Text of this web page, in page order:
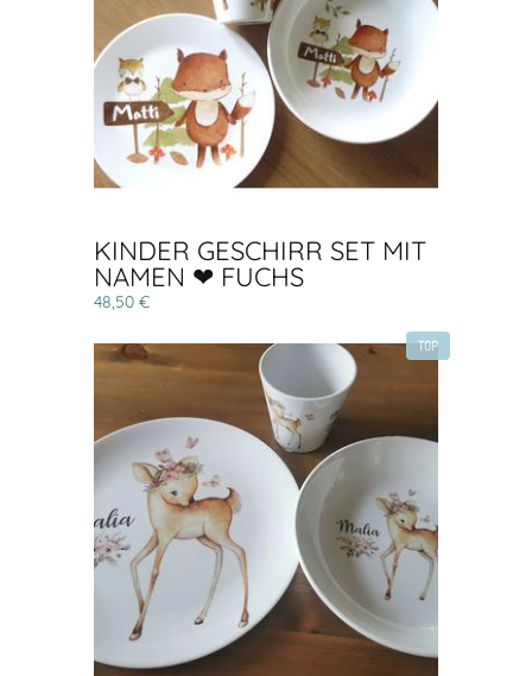
KINDER GESCHIRR SET MIT
NAMEN ❤ FUCHS
48,50 €
TOP